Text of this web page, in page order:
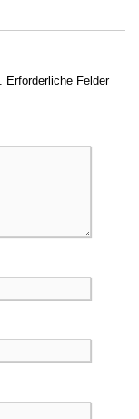
Erforderliche Felder